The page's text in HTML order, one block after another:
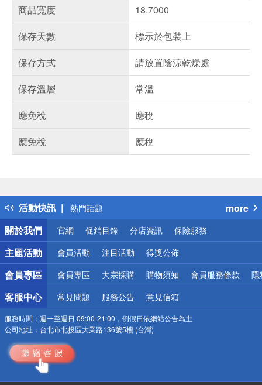
商品寬度
18.7000
保存天數
標示於包裝上
保存方式
請放置陰涼乾燥處
保存溫層
常溫
應免稅
應稅
應免稅
應稅
活動快訊
得獎公告
熱門話題
銀行優惠
偏遠地區配送
詐騙網頁！請小心！
more
關於我們
官網 促銷目錄 分店資訊 保險服務
主題活動 會員活動 注目活動 得獎公佈
會員專區 會員專區 大宗採購 購物須知 會員服務條款 隱
客服中心 常見問題 服務公告 意見信箱
服務時間： 週一至週日 09:00-21:00，例假日依網站公告為主
公司地址： 台北市北投區大業路136號5樓 (台灣)